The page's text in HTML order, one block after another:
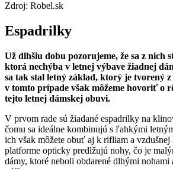
Zdroj: Robel.sk
Espadrilky
Už dlhšiu dobu pozorujeme, že sa z nich
ktorá nechýba v letnej výbave žiadnej
sa tak stal letný základ, ktorý je tvorený
v tomto prípade však môžeme hovoriť o
tejto letnej dámskej obuvi.
V prvom rade sú žiadané espadrilky na
čomu sa ideálne kombinujú s ľahkými
ich však môžete obuť aj k rifliam a vzdušnej
platforme opticky predlžujú nohy, čo je
dámy, ktoré neboli obdarené dlhými nohami